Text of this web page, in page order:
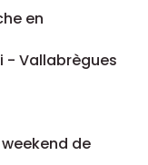
en
- Vallabrègues
de